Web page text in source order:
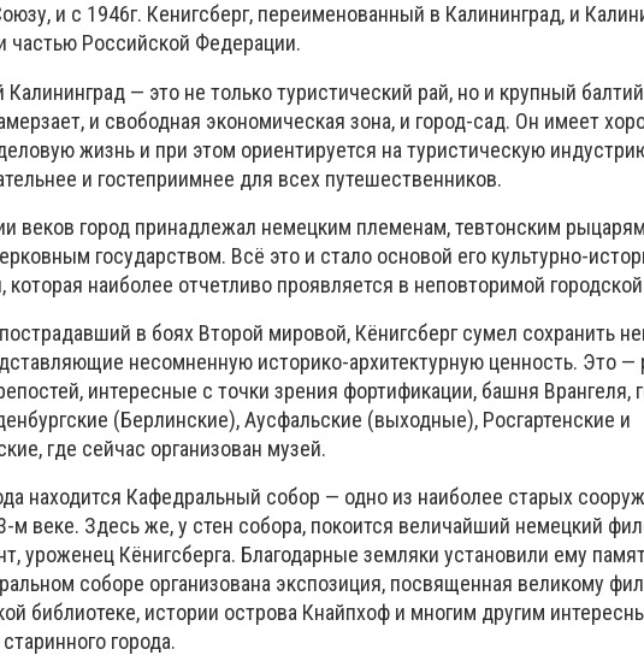
и с 1946г. Кенигсберг, переименованный в Калининград, и
частью Российской Федерации.
— это не только туристический рай, но и крупный
и свободная экономическая зона, и город-сад. Он имеет
жизнь и при этом ориентируется на туристическую
и гостеприимнее для всех путешественников.
веков город принадлежал немецким племенам, тевтонским
государством. Всё это и стало основой его культурно-
которая наиболее отчетливо проявляется в неповторимой
в боях Второй мировой, Кёнигсберг сумел сохранить
несомненную историко-архитектурную ценность. Это —
интересные с точки зрения фортификации, башня Врангеля,
(Берлинские), Аусфальские (выходные), Росгартенские и
где сейчас организован музей.
находится Кафедральный собор — одно из наиболее старых
м веке. Здесь же, у стен собора, покоится величайший немецкий
уроженец Кёнигсберга. Благодарные земляки установили ему
соборе организована экспозиция, посвященная великому
библиотеке, истории острова Кнайпхоф и многим другим
города.